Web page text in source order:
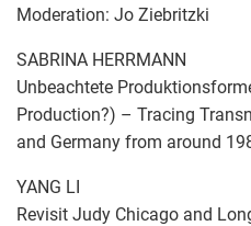
Moderation: Jo Ziebritzki
SABRINA HERRMANN
Unbeachtete
Production?) – Tracing
and Germany from around
YANG LI
Revisit Judy Chicago and